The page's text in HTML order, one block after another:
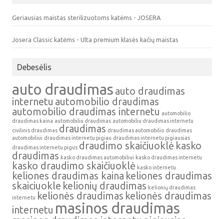
Geriausias maistas sterilizuotoms katėms - JOSERA
Josera Classic katėms - Ulta premium klasės kačių maistas
Debesėlis
auto draudimas auto draudimas
internetu automobilio draudimas
automobilio draudimas internetu automobilio
draudimas kaina automobiliu draudimas automobiliu draudimas internetu
civilinis draudimas draudimas draudimas automobilio draudimas
automobiliui draudimas internetu pigiau draudimas internetu pigiausias
draudimas internetu pigus draudimo skaičiuoklė kasko
draudimas kasko draudimas automobiliui kasko draudimas internetu
kasko draudimo skaičiuoklė kasko internetu
keliones draudimas kaina keliones draudimas
skaiciuokle kelionių draudimas kelionių draudimas
internetu
kelionės draudimas kelionės draudimas
internetu masinos draudimas